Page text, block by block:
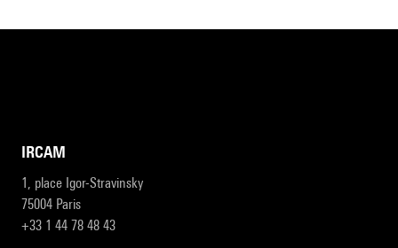
IRCAM
1, place Igor-Stravinsky
75004 Paris
+33 1 44 78 48 43